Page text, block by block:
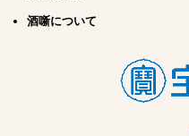
酒噺について